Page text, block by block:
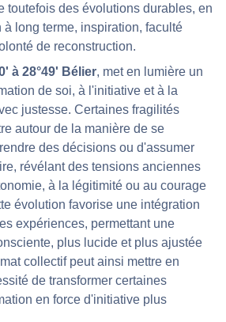
toutefois des évolutions durables, en
long terme, inspiration, faculté
de reconstruction.
à 28°49' Bélier, met en lumière un
de soi, à l'initiative et à la
justesse. Certaines fragilités
autour de la manière de se
des décisions ou d'assumer
révélant des tensions anciennes
à la légitimité ou au courage
évolution favorise une intégration
expériences, permettant une
plus lucide et plus ajustée
collectif peut ainsi mettre en
de transformer certaines
en force d'initiative plus